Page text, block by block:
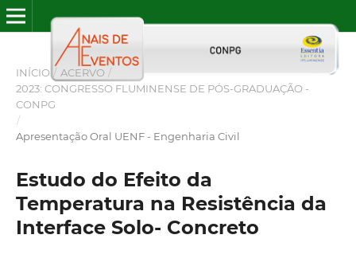
INÍCIO / ACERVO /
2023: CONGRESSO FLUMINENSE DE PÓS-GRADUAÇÃO -
CONPG
/
Apresentação Oral UENF - Engenharia Civil
Estudo do Efeito da
Temperatura na Resistência da
Interface Solo- Concreto